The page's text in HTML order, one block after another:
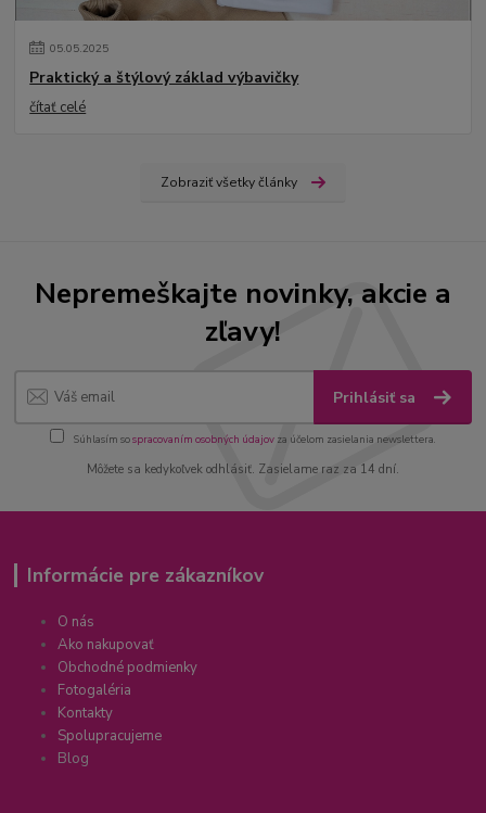
05.05.2025
Praktický a štýlový základ výbavičky
čítať celé
Zobraziť všetky články
Nepremeškajte novinky, akcie a
zľavy!
Prihlásiť sa
Súhlasím sospracovaním osobných údajov za účelom zasielania newslettera.
Môžete sa kedykoľvek odhlásiť. Zasielame raz za 14 dní.
Informácie pre zákazníkov
O nás
Ako nakupovať
Obchodné podmienky
Fotogaléria
Kontakty
Spolupracujeme
Blog